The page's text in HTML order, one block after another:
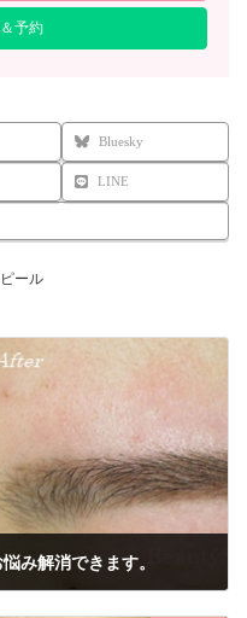
予約
Bluesky
LINE
ール
み解消できます。